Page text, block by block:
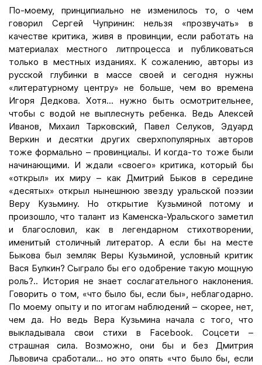
По-моему, принципиально не изменилось то, о чем
говорил Сергей Чупринин: нельзя «прозвучать» в
качестве критика, живя в провинции, если работать на
материалах местного литпроцесса и публиковаться
только в местных изданиях. К сожалению, авторы из
русской глубинки в массе своей и сегодня нужны
«литературному центру» не больше, чем во времена
Игоря Дедкова. Хотя... нужно быть осмотрительнее,
чтобы с водой не выплеснуть ребенка. Ведь Алексей
Иванов, Михаил Тарковский, Павел Селуков, Эдуард
Веркин и десятки других сверхпопулярных авторов
тоже формально – провинциалы. И когда-то тоже были
начинающими. И ждали «своего» критика, который бы
«открыл» их миру – как Дмитрий Быков в середине
«десятых» открыл нынешнюю звезду уральской поэзии
Веру Кузьмину. Но открытие Кузьминой потому и
произошло, что талант из Каменска-Уральского заметил
и благословил, как в легендарном стихотворении,
именитый столичный литератор. А если бы на месте
Быкова был земляк Веры Кузьминой, условный критик
Вася Булкин? Сыграло бы его одобрение такую мощную
роль?.. История не знает сослагательного наклонения.
Говорить о том, «что было бы, если бы», неблагодарно.
По моему опыту и по итогам наблюдений – скорее, нет,
чем да. Но ведь Вера Кузьмина начала с того, что
выкладывала свои стихи в Facebook. Соцсети –
страшная сила. Возможно, они бы и без Дмитрия
Львовича сработали... но это опять «что было бы, если